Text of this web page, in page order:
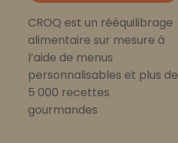
CROQ est un rééquilibrage
alimentaire sur mesure à
l’aide de menus
personnalisables et plus de
5 000 recettes
gourmandes